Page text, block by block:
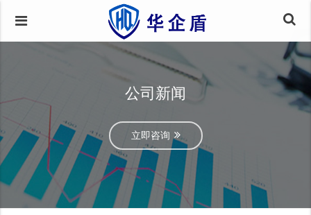
公司新闻
立即咨询